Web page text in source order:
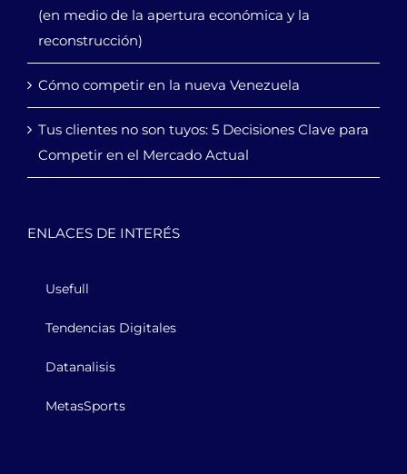
(en medio de la apertura económica y la
reconstrucción)
Cómo competir en la nueva Venezuela
Tus clientes no son tuyos: 5 Decisiones Clave para
Competir en el Mercado Actual
ENLACES DE INTERÉS
Usefull
Tendencias Digitales
Datanalisis
MetasSports